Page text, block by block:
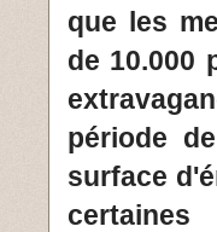
que les
de 10.000
période
surface